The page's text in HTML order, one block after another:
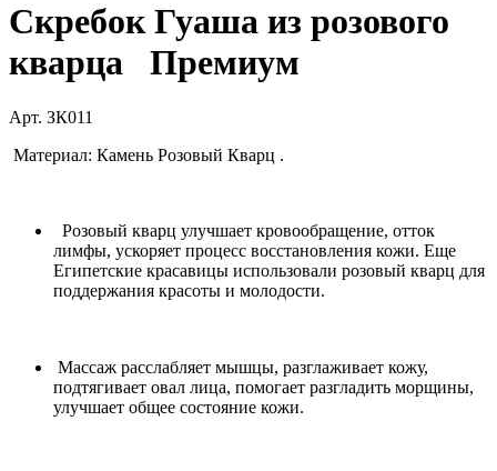
Скребок Гуаша из розового
кварца Премиум
Арт. ЗК011
Материал: Камень Розовый Кварц .
Розовый кварц улучшает кровообращение, отток
лимфы, ускоряет процесс восстановления кожи. Еще
Египетские красавицы использовали розовый кварц для
поддержания красоты и молодости.
Массаж расслабляет мышцы, разглаживает кожу,
подтягивает овал лица, помогает разгладить морщины,
улучшает общее состояние кожи.